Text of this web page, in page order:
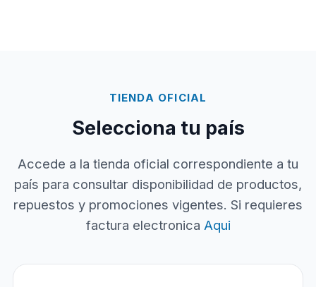
TIENDA OFICIAL
Selecciona tu país
Accede a la tienda oficial correspondiente a tu
país para consultar disponibilidad de productos,
repuestos y promociones vigentes. Si requieres
factura electronica Aqui